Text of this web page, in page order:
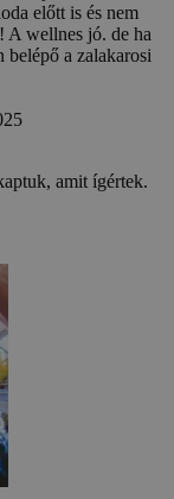
előtt is és nem
A wellnes jó. de ha
belépő a zalakarosi
amit ígértek.